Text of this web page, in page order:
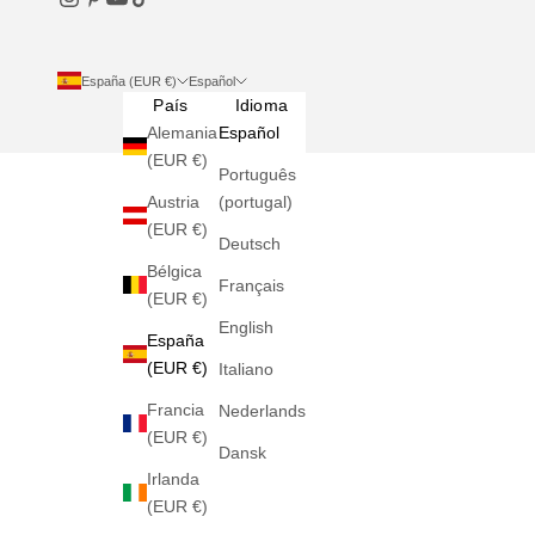
España (EUR €)
País
Alemania
(EUR €)
Austria
(EUR €)
Bélgica
(EUR €)
España
(EUR €)
Francia
(EUR €)
Irlanda
(EUR €)
Español
Idioma
Español
Português
(portugal)
Deutsch
Français
English
Italiano
Nederlands
Dansk